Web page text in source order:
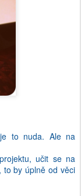
to nuda. Ale na
učit se na
by úplně od věci